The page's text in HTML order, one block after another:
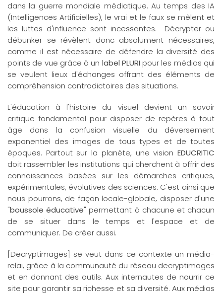
dans la guerre mondiale médiatique. Au temps des IA
(Intelligences Artificielles), le vrai et le faux se mêlent et
les luttes d'influence sont incessantes. Décrypter ou
débunker se révèlent donc absolument nécessaires,
comme il est nécessaire de défendre la diversité des
points de vue grâce à un label PLURI pour les médias qui
se veulent lieux d'échanges offrant des éléments de
compréhension contradictoires des situations.
L'éducation à l'histoire du visuel devient un savoir
critique fondamental pour disposer de repères à tout
âge dans la confusion visuelle du déversement
exponentiel des images de tous types et de toutes
époques. Partout sur la planète, une vision EDUCRITIC
doit rassembler les institutions qui cherchent à offrir des
connaissances basées sur les démarches critiques,
expérimentales, évolutives des sciences. C'est ainsi que
nous pourrons, de façon locale-globale, disposer d'une
"boussole éducative" permettant à chacune et chacun
de se situer dans le temps et l'espace et de
communiquer. De créer aussi.
[Decryptimages] se veut dans ce contexte un média-
relai, grâce à la communauté du réseau decryptimages
et en donnant des outils. Aux internautes de nourrir ce
site pour garantir sa richesse et sa diversité. Aux médias